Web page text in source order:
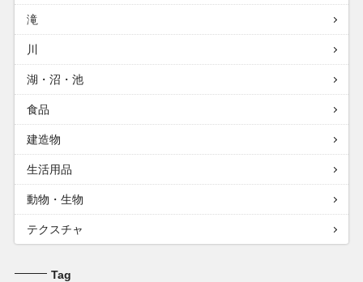
滝
川
湖・沼・池
食品
建造物
生活用品
動物・生物
テクスチャ
Tag